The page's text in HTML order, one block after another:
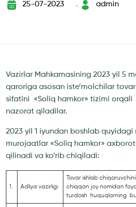
25-07-2023
`
admin
Vazirlar Mahkamasining 2023 yil 5
qaroriga asosan iste’molchilar
sifatini «Soliq hamkor» tizimi orqali
nazorat qiladilar.
2023 yil 1 iyundan boshlab quyidagi
murojaatlar «Soliq hamkor»
qilinadi va ko‘rib chiqiladi:
1. Adliya vazirligi
Tovar ishlab
chiqqan joy nomidan
turdosh huquqlarning